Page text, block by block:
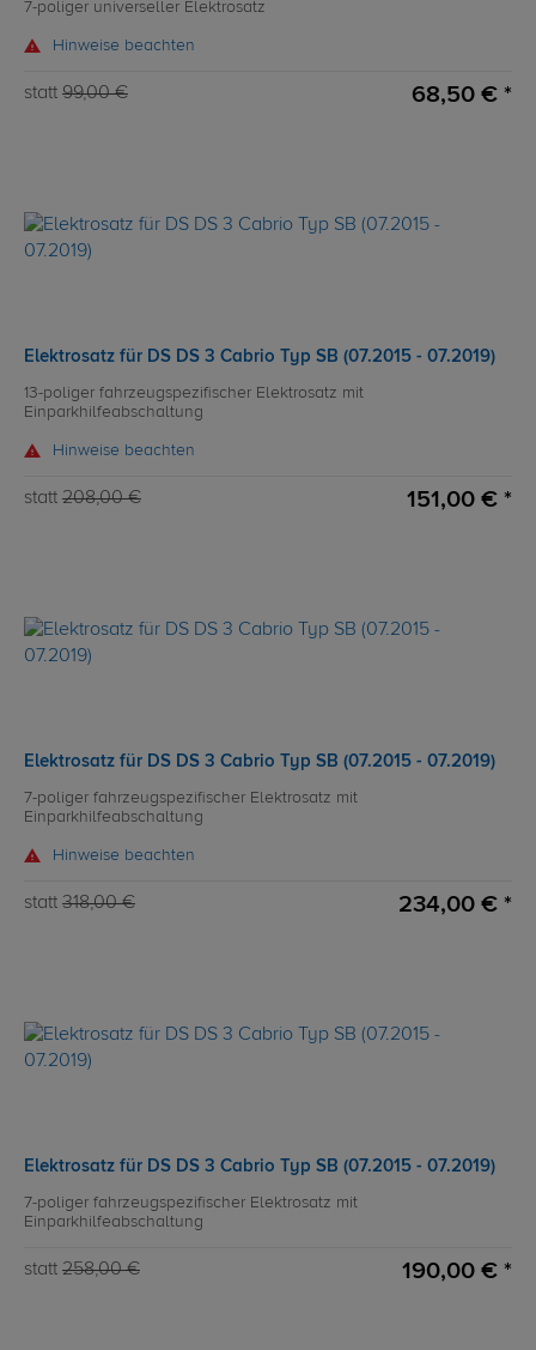
7-poliger universeller Elektrosatz
Hinweise beachten
statt 99,00 € 68,50 € *
Elektrosatz für DS DS 3 Cabrio Typ SB (07.2015 - 07.2019)
13-poliger fahrzeugspezifischer Elektrosatz mit
Einparkhilfeabschaltung
Hinweise beachten
statt 208,00 € 151,00 € *
Elektrosatz für DS DS 3 Cabrio Typ SB (07.2015 - 07.2019)
7-poliger fahrzeugspezifischer Elektrosatz mit
Einparkhilfeabschaltung
Hinweise beachten
statt 318,00 € 234,00 € *
Elektrosatz für DS DS 3 Cabrio Typ SB (07.2015 - 07.2019)
7-poliger fahrzeugspezifischer Elektrosatz mit
Einparkhilfeabschaltung
statt 258,00 € 190,00 € *